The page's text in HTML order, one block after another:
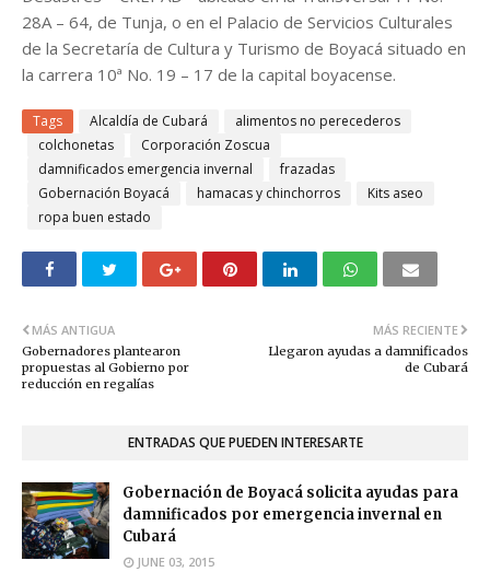
28A – 64, de Tunja, o en el Palacio de Servicios Culturales
de la Secretaría de Cultura y Turismo de Boyacá situado en
la carrera 10ª No. 19 – 17 de la capital boyacense.
Tags Alcaldía de Cubará
alimentos no perecederos
colchonetas
Corporación Zoscua
damnificados emergencia invernal
frazadas
Gobernación Boyacá
hamacas y chinchorros
Kits aseo
ropa buen estado
MÁS RECIENTE
Llegaron ayudas a damnificados
de Cubará
MÁS ANTIGUA
Gobernadores plantearon
propuestas al Gobierno por
reducción en regalías
ENTRADAS QUE PUEDEN INTERESARTE
Gobernación de Boyacá solicita ayudas para
damnificados por emergencia invernal en
Cubará
JUNE 03, 2015